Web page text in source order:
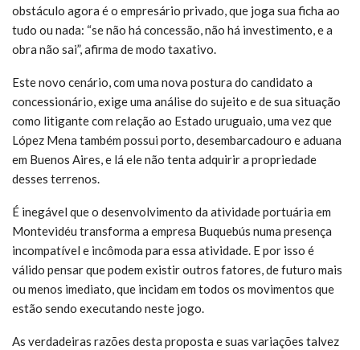
obstáculo agora é o empresário privado, que joga sua ficha ao
tudo ou nada: “se não há concessão, não há investimento, e a
obra não sai”, afirma de modo taxativo.
Este novo cenário, com uma nova postura do candidato a
concessionário, exige uma análise do sujeito e de sua situação
como litigante com relação ao Estado uruguaio, uma vez que
López Mena também possui porto, desembarcadouro e aduana
em Buenos Aires, e lá ele não tenta adquirir a propriedade
desses terrenos.
É inegável que o desenvolvimento da atividade portuária em
Montevidéu transforma a empresa Buquebús numa presença
incompatível e incômoda para essa atividade. E por isso é
válido pensar que podem existir outros fatores, de futuro mais
ou menos imediato, que incidam em todos os movimentos que
estão sendo executando neste jogo.
As verdadeiras razões desta proposta e suas variações talvez